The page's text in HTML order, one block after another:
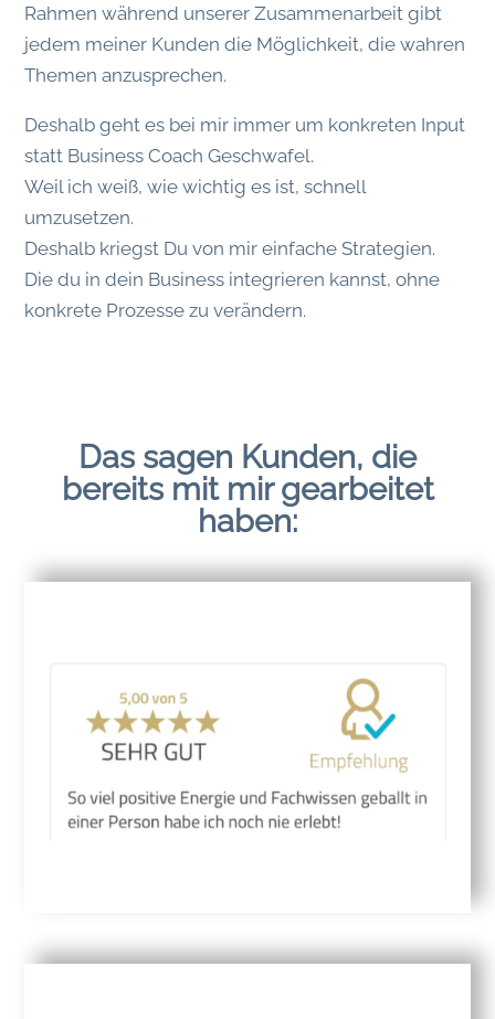
Rahmen während unserer Zusammenarbeit gibt
jedem meiner Kunden die Möglichkeit, die wahren
Themen anzusprechen.
Deshalb geht es bei mir immer um konkreten Input
statt Business Coach Geschwafel.
Weil ich weiß, wie wichtig es ist, schnell
umzusetzen.
Deshalb kriegst Du von mir einfache Strategien.
Die du in dein Business integrieren kannst, ohne
konkrete Prozesse zu verändern.
Das sagen Kunden, die
bereits mit mir gearbeitet
haben: